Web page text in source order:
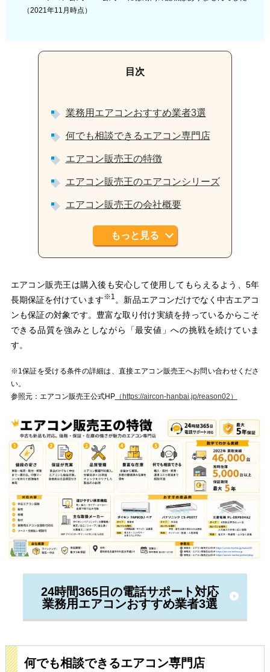
（2021年11月時点）
業務用エアコンおすすめ業者3選
何でも相談できるエアコン専門店
エアコン販売王の特徴
エアコン販売王のエアコンシリーズ
エアコン販売王の会社概要
もっと見る
エアコン販売王は購入後も安心して使用してもらえるよう、5年
長期保証を付けています※1 。新品エアコンだけでなく中古エアコ
ンも保証の対象です。豊富な取り付け実績を持っているからこそ
できる品質を強みとしながら「最安値」への挑戦を続けていま
す。
※1保証を受ける条件の詳細は、直接エアコン販売王へお問い合わせくださ
い。
参照元：エアコン販売王公式HP（https://aircon-hanbai.jp/reason02）
24時間365日の電話サポート対応
業務用エアコンおすすめ業者3選
何でも相談できるエアコン専門店